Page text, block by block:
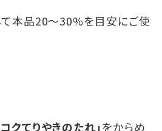
本品20～30%を目安にご使
クてりやきのたれ」をからめ